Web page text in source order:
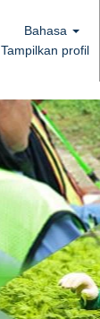
Bahasa
Tampilkan profil